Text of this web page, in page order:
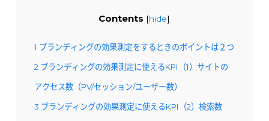
Contents [hide]
1 ブランディングの効果測定をするときのポイントは２つ
2ブランディングの効果測定に使えるKPI（1）サイトの
アクセス数（PV/セッション/ユーザー数）
3 ブランディングの効果測定に使えるKPI（2）検索数